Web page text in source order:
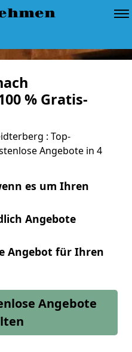
% Gratis-
: Top-
Angebote in 4
es um Ihren
Angebote
Angebot für Ihren
Angebote